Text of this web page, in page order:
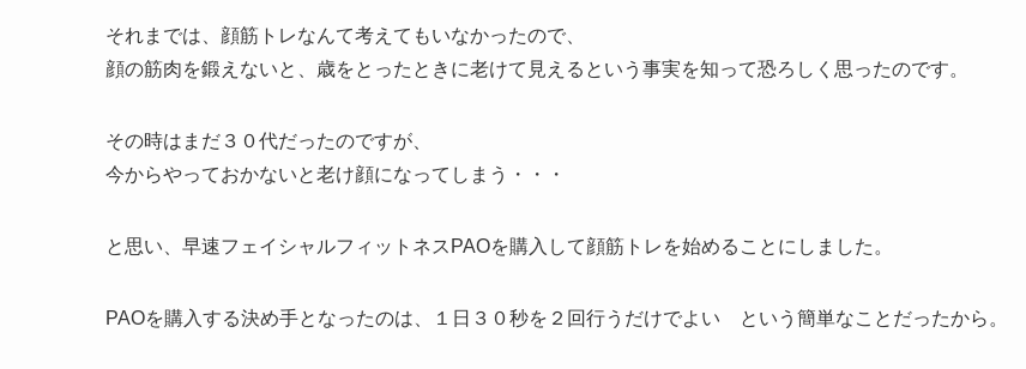
それまでは、顔筋トレなんて考えてもいなかったので、
顔の筋肉を鍛えないと、歳をとったときに老けて見える という事実を知って恐ろしく思ったのです。
その時はまだ３０代だったのですが、
今からやっておかないと老け顔になってしまう・・・
と思い、早速フェイシャルフィットネスPAOを購入して顔筋トレを始めることにしました。
PAOを購入する決め手となったのは、 １日３０秒を２回行うだけでよい という簡単なことだったから。